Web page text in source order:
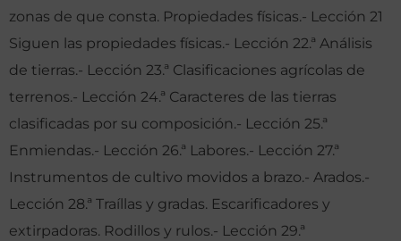
zonas de que consta. Propiedades físicas.- Lección 21
Siguen las propiedades físicas.- Lección 22.ª Análisis
de tierras.- Lección 23.ª Clasificaciones agrícolas de
terrenos.- Lección 24.ª Caracteres de las tierras
clasificadas por su composición.- Lección 25.ª
Enmiendas.- Lección 26.ª Labores.- Lección 27.ª
Instrumentos de cultivo movidos a brazo.- Arados.-
Lección 28.ª Traíllas y gradas. Escarificadores y
extirpadoras. Rodillos y rulos.- Lección 29.ª